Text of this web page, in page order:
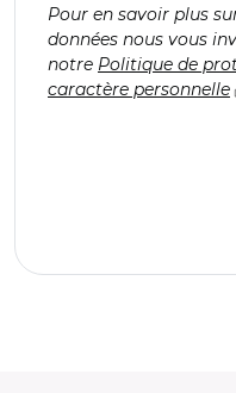
Pour en savoir plus
données nous vous
notre Politique de
caractère personnelle